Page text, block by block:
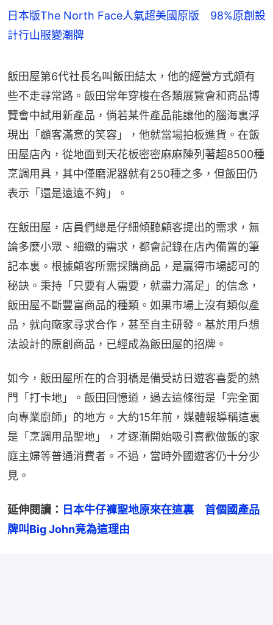
日本版The North Face人氣超美國原版 98%原創設
計行山服變潮牌
飯田屋第6代社長名叫飯田結太，他的經營方式頗有
些不走尋常路。飯田常年穿梭在各類展覽會和商品博
覽會中試用新產品，倘若某件產品能讓他的腦海裏浮
現出「顧客滿意的笑容」，他就當場拍板進貨。在飯
田屋店內，從地面到天花板密密麻麻陳列著超8500種
烹調用具，其中僅磨泥器就有250種之多，但飯田仍
表示「還是遠遠不夠」。
在飯田屋，店員們總是仔細傾聽顧客提出的需求，無
論多麼小眾、細緻的需求，都會記錄在店內備置的筆
記本裏。根據顧客所需採購商品，是贏得市場認可的
秘訣。秉持「只要有人需要，就盡力滿足」的信念，
飯田屋不斷豐富商品的種類。如果市場上沒有類似產
品，就向廠家尋求合作，甚至自主研發。基於用戶想
法設計的原創商品，已經成為飯田屋的招牌。
如今，飯田屋所在的合羽橋是備受訪日遊客喜愛的熱
門「打卡地」。飯田回憶道，過去這條街是「完全面
向專業廚師」的地方。大約15年前，媒體報導稱這裏
是「烹調用品聖地」，才逐漸開始吸引喜歡做飯的家
庭主婦等普通消費者。不過，當時外國遊客仍十分少
見。
延伸閱讀： 日本牛仔褲聖地原來在這裏　首個國產品
牌叫Big John竟為這理由